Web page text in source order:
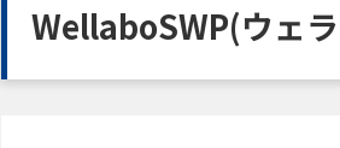
WellaboSWP(ウェ